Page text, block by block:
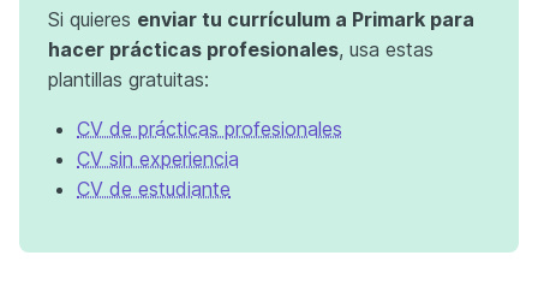
Si quieres enviar tu currículum a Primark para
hacer prácticas profesionales, usa estas
plantillas gratuitas:
CV de prácticas profesionales
CV sin experiencia
CV de estudiante